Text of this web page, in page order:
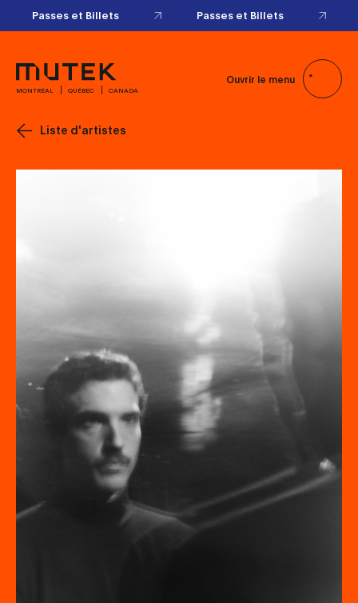
Passes et Billets Passes et Billets
MONTRÉAL QUÉBEC CANADA
Ouvrir le menu
Liste d'artistes